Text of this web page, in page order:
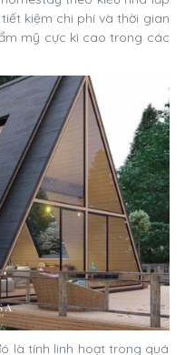
kiệm chi phí và thời gian
mỹ cực kì cao trong các
là tính linh hoạt trong quá